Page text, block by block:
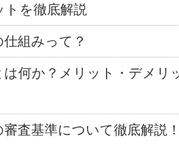
トを徹底解説
組みって？
は何か？メリット・デメリ
審査基準について徹底解説